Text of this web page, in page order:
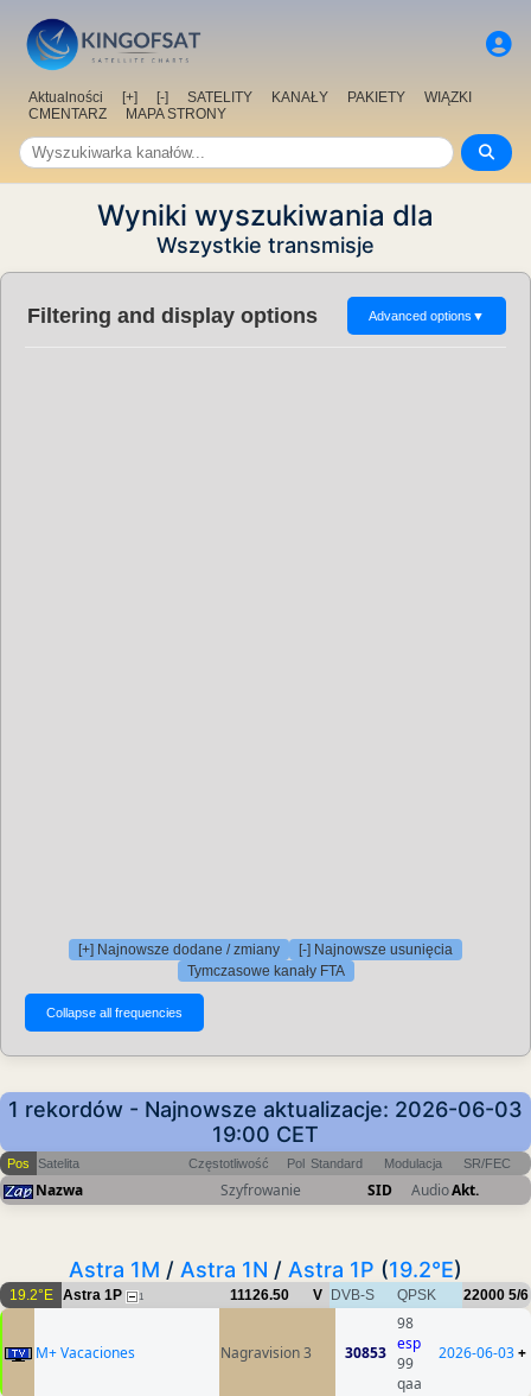
Aktualności [+] [-] SATELITY KANAŁY PAKIETY
WIĄZKI
CMENTARZ
MAPA STRONY
Wyniki wyszukiwania dla
Wszystkie transmisje
Filtering and display options Advanced options ▼
[+] Najnowsze dodane / zmiany
[-] Najnowsze usunięcia
Tymczasowe kanały FTA
1 rekordów - Najnowsze aktualizacje: 2026-06-03
19:00 CET
Pos Satelita Częstotliwość Pol Standard Modulacja SR/FEC
Nazwa Szyfrowanie SID AudioAkt.
Astra 1M / Astra 1N / Astra 1P (19.2°E)
19.2°E Astra 1P 1 11126.50 V DVB-S QPSK 22000 5/6
M+ Vacaciones Nagravision 3 30853
98
esp
99
qaa
2026-06-03+